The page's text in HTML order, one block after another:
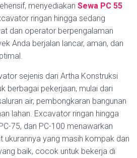
menyediakan Sewa PC 55
ringan hingga sedang
dan operator berpengalaman
Anda berjalan lancar, aman, dan
sejenis dari Artha Konstruksi
berbagai pekerjaan, mulai dari
air, pembongkaran bangunan
lahan. Excavator ringan hingga
75, dan PC-100 menawarkan
ukurannya yang masih kompak dan
baik, cocok untuk bekerja di